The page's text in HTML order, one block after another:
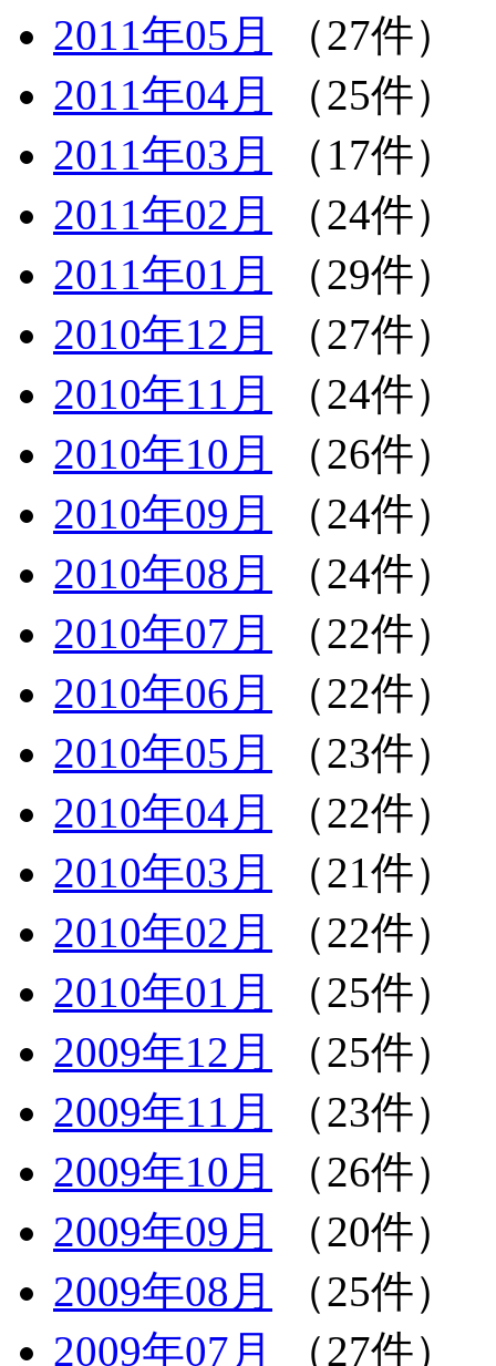
2011年05月
（27件）
2011年04月
（25件）
2011年03月
（17件）
2011年02月
（24件）
2011年01月
（29件）
2010年12月
（27件）
2010年11月
（24件）
2010年10月
（26件）
2010年09月
（24件）
2010年08月
（24件）
2010年07月
（22件）
2010年06月
（22件）
2010年05月
（23件）
2010年04月
（22件）
2010年03月
（21件）
2010年02月
（22件）
2010年01月
（25件）
2009年12月
（25件）
2009年11月
（23件）
2009年10月
（26件）
2009年09月
（20件）
2009年08月
（25件）
2009年07月
（27件）